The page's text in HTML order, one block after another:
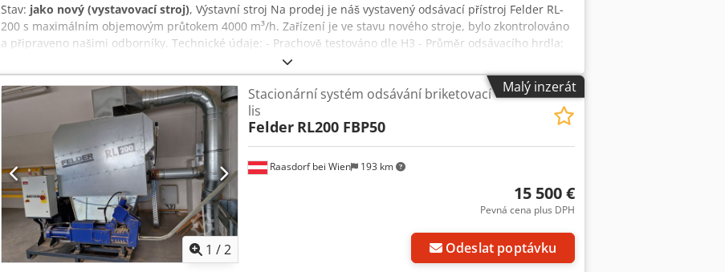
Stav: jako nový (vystavovací stroj), Výstavní stroj Na prodej je náš vystavený odsávací přístroj Felder RL-
200 s maximálním objemovým průtokem 4000 m³/h. Zařízení je ve stavu nového stroje, bylo zkontrolováno
a připraveno našimi odborníky. Technické údaje: - Prachově testováno dle H3 - Průměr odsávacího hrdla:
200 mm - Možnost odsávání vpravo i vlevo - Automatické oklepávání třísek - Ocelové oběžné kolo Credpfx
Aoxdkzqelfjf - Max. objemový průtok 4 000 m³/h - Nejmenší půdorys 1 775 x 898 x 2 005 mm (d x š x v) - Rok
výroby: 2022 - Výr. číslo: 31.04.114.22 Zařízení se nachází v A-5431 Kuchl a lze jej kdykoliv během naší
otevírací doby prohlédnout. Meziprodej vyhrazen! Související pojmy: odsávání, odsávací zařízení, přístroj
na čistý vzduch, čistý vzduch, RL Odkaz: R-L0CE0
Malý inzerát
Požádat o více
1 /2
Raasdorf bei Wien 193 km
Stacionární systém odsávání briketovací
lis
Felder RL200 FBP50
15 500 €
Pevná cena plus DPH
Odeslat poptávku